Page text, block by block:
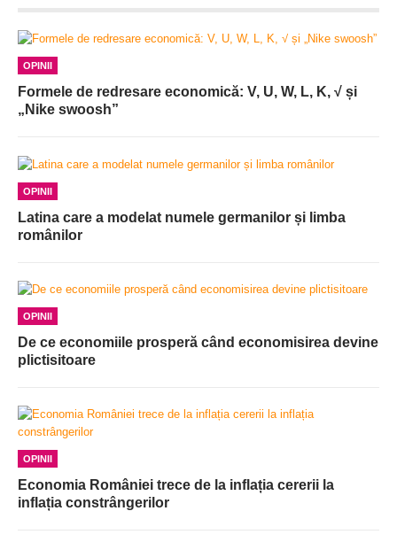
OPINII
Formele de redresare economică: V, U, W, L, K, √ și
„Nike swoosh”
OPINII
Latina care a modelat numele germanilor și limba
românilor
OPINII
De ce economiile prosperă când economisirea devine
plictisitoare
OPINII
Economia României trece de la inflația cererii la
inflația constrângerilor